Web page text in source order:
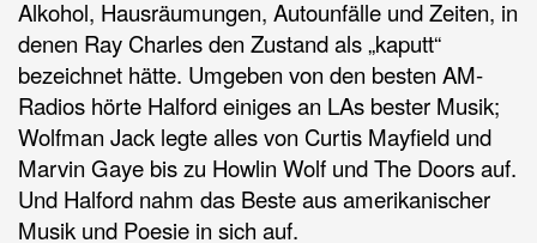
Alkohol, Hausräumungen, Autounfälle und Zeiten, in
denen Ray Charles den Zustand als „kaputt“
bezeichnet hätte. Umgeben von den besten AM-
Radios hörte Halford einiges an LAs bester Musik;
Wolfman Jack legte alles von Curtis Mayfield und
Marvin Gaye bis zu Howlin Wolf und The Doors auf.
Und Halford nahm das Beste aus amerikanischer
Musik und Poesie in sich auf.